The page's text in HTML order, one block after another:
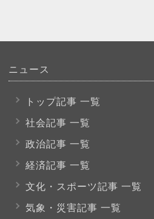
ニュース
トップ記事 一覧
社会記事 一覧
政治記事 一覧
経済記事 一覧
文化・スポーツ記事 一覧
気象・災害記事 一覧